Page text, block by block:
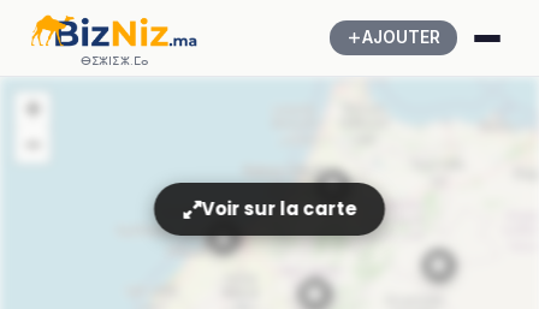
ⴱⵉⵣⵏⵉⵣ.ⵎⴰ
AJOUTER
🏢
🏢
🏢
🏢
+
−
Voir sur la carte